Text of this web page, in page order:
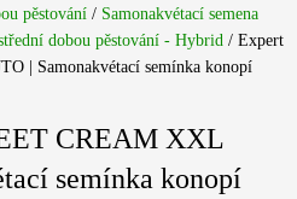
pěstování / Samonakvétací semena
dobou pěstování - Hybrid / Expert
| Samonakvétací semínka konopí
CREAM XXL
semínka konopí